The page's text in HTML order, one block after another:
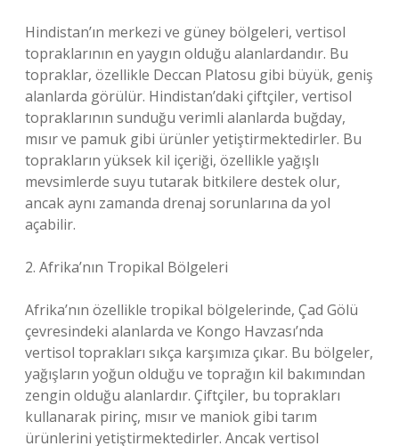
Hindistan’ın merkezi ve güney bölgeleri, vertisol
topraklarının en yaygın olduğu alanlardandır. Bu
topraklar, özellikle Deccan Platosu gibi büyük, geniş
alanlarda görülür. Hindistan’daki çiftçiler, vertisol
topraklarının sunduğu verimli alanlarda buğday,
mısır ve pamuk gibi ürünler yetiştirmektedirler. Bu
toprakların yüksek kil içeriği, özellikle yağışlı
mevsimlerde suyu tutarak bitkilere destek olur,
ancak aynı zamanda drenaj sorunlarına da yol
açabilir.
2. Afrika’nın Tropikal Bölgeleri
Afrika’nın özellikle tropikal bölgelerinde, Çad Gölü
çevresindeki alanlarda ve Kongo Havzası’nda
vertisol toprakları sıkça karşımıza çıkar. Bu bölgeler,
yağışların yoğun olduğu ve toprağın kil bakımından
zengin olduğu alanlardır. Çiftçiler, bu toprakları
kullanarak pirinç, mısır ve maniok gibi tarım
ürünlerini yetiştirmektedirler. Ancak vertisol